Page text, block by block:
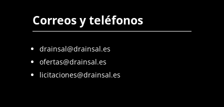
Correos y teléfonos
drainsal@drainsal.es
ofertas@drainsal.es
licitaciones@drainsal.es